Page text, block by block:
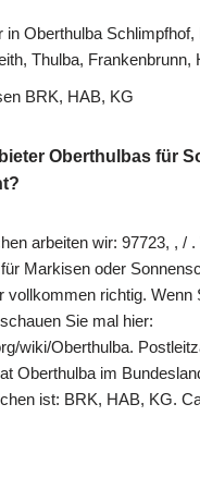
in Oberthulba
Thulba, Frankenbrunn,
BRK, HAB, KG
Oberthulbas für
arbeiten wir: 97723, , /
Markisen oder
vollkommen richtig. Wenn
Sie mal hier:
wiki/Oberthulba.
Oberthulba im
ist: BRK, HAB, KG.